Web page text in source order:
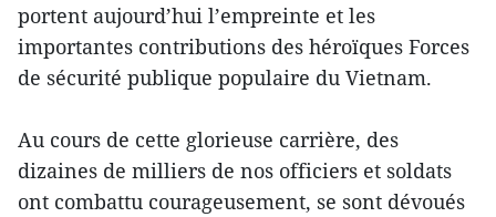
portent aujourd’hui l’empreinte et les
importantes contributions des héroïques Forces
de sécurité publique populaire du Vietnam.
Au cours de cette glorieuse carrière, des
dizaines de milliers de nos officiers et soldats
ont combattu courageusement, se sont dévoués